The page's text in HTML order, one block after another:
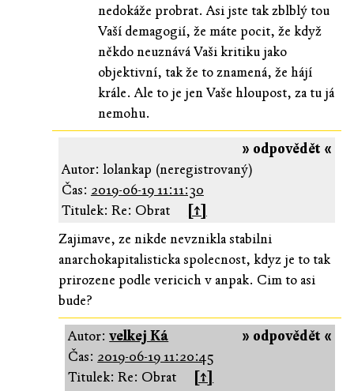
nedokáže probrat. Asi jste tak zblblý tou
Vaší demagogií, že máte pocit, že když
někdo neuznává Vaši kritiku jako
objektivní, tak že to znamená, že hájí
krále. Ale to je jen Vaše hloupost, za tu já
nemohu.
» odpovědět «
Autor: lolankap (neregistrovaný)
Čas: 2019-06-19 11:11:30
Titulek: Re: Obrat
[↑]
Zajimave, ze nikde nevznikla stabilni
anarchokapitalisticka spolecnost, kdyz je to tak
prirozene podle vericich v anpak. Cim to asi
bude?
» odpovědět «
Autor:velkej Ká
Čas: 2019-06-19 11:20:45
Titulek: Re: Obrat
[↑]